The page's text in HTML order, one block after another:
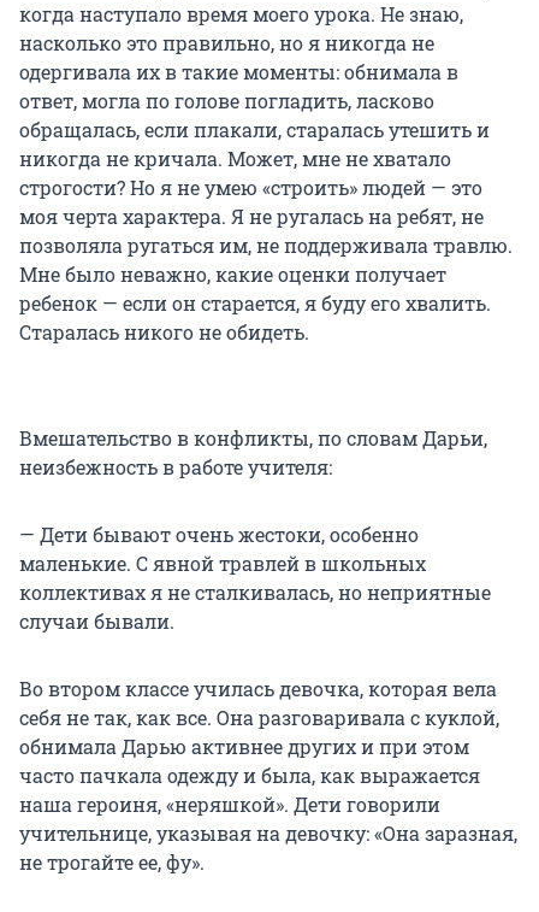
когда наступало время моего урока. Не знаю,
насколько это правильно, но я никогда не
одергивала их в такие моменты: обнимала в
ответ, могла по голове погладить, ласково
обращалась, если плакали, старалась утешить и
никогда не кричала. Может, мне не хватало
строгости? Но я не умею «строить» людей — это
моя черта характера. Я не ругалась на ребят, не
позволяла ругаться им, не поддерживала травлю.
Мне было неважно, какие оценки получает
ребенок — если он старается, я буду его хвалить.
Старалась никого не обидеть.
Вмешательство в конфликты, по словам Дарьи,
неизбежность в работе учителя:
— Дети бывают очень жестоки, особенно
маленькие. С явной травлей в школьных
коллективах я не сталкивалась, но неприятные
случаи бывали.
Во втором классе училась девочка, которая вела
себя не так, как все. Она разговаривала с куклой,
обнимала Дарью активнее других и при этом
часто пачкала одежду и была, как выражается
наша героиня, «неряшкой». Дети говорили
учительнице, указывая на девочку: «Она заразная,
не трогайте ее, фу».